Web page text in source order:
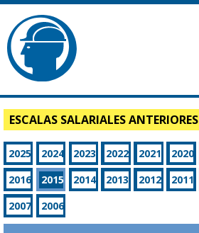
ESCALAS SALARIALES ANTERIORES
2025 2024 2023 2022 2021 2020
2016
2015 2014 2013 2012 2011
2007
2006